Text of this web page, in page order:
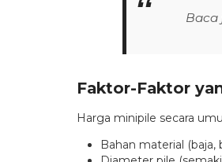
Baca
Faktor-Faktor
Harga minipile secara
Bahan material